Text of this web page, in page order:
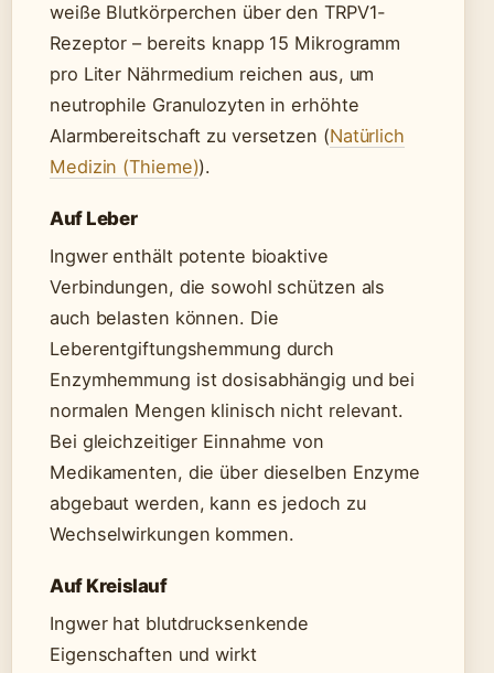
weiße Blutkörperchen über den TRPV1-
Rezeptor – bereits knapp 15 Mikrogramm
pro Liter Nährmedium reichen aus, um
neutrophile Granulozyten in erhöhte
Alarmbereitschaft zu versetzen (Natürlich
Medizin (Thieme)).
Auf Leber
Ingwer enthält potente bioaktive
Verbindungen, die sowohl schützen als
auch belasten können. Die
Leberentgiftungshemmung durch
Enzymhemmung ist dosisabhängig und bei
normalen Mengen klinisch nicht relevant.
Bei gleichzeitiger Einnahme von
Medikamenten, die über dieselben Enzyme
abgebaut werden, kann es jedoch zu
Wechselwirkungen kommen.
Auf Kreislauf
Ingwer hat blutdrucksenkende
Eigenschaften und wirkt